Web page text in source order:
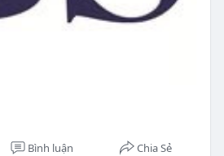
Bình luận Chia Sẻ